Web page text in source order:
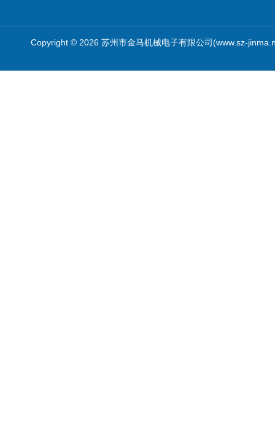
Copyright © 2026 苏州市金马机械电子有限公司(www.sz-